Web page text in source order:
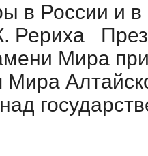
в России и
Рериха
Мира
Мира